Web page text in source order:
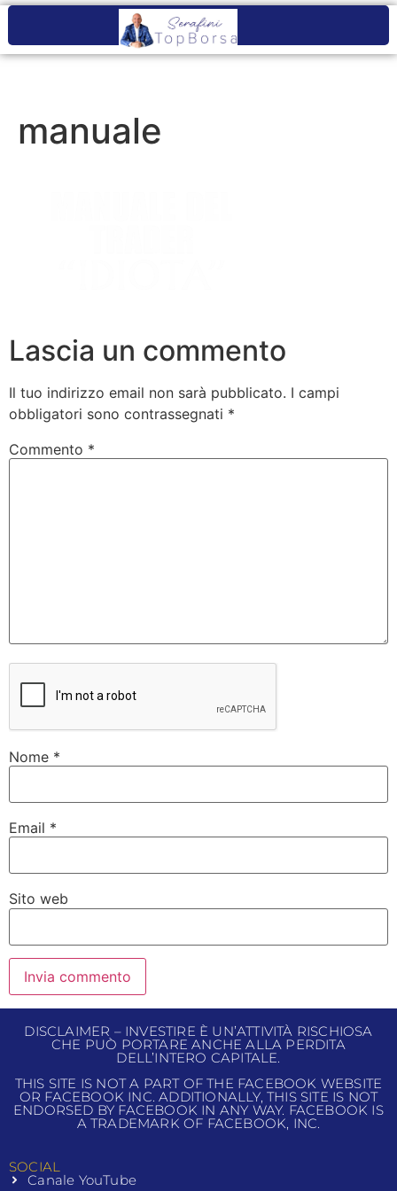
manuale
Lascia un commento
Il tuo indirizzo email non sarà pubblicato. I campi
obbligatori sono contrassegnati *
Commento *
Nome *
Email *
Sito web
DISCLAIMER – INVESTIRE È UN’ATTIVITÀ RISCHIOSA
CHE PUÒ PORTARE ANCHE ALLA PERDITA
DELL’INTERO CAPITALE.
THIS SITE IS NOT A PART OF THE FACEBOOK WEBSITE
OR FACEBOOK INC. ADDITIONALLY, THIS SITE IS NOT
ENDORSED BY FACEBOOK IN ANY WAY. FACEBOOK IS
A TRADEMARK OF FACEBOOK, INC.
SOCIAL
Canale YouTube